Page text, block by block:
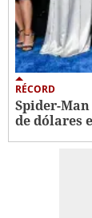
RÉCORD
Spider-
de dólares